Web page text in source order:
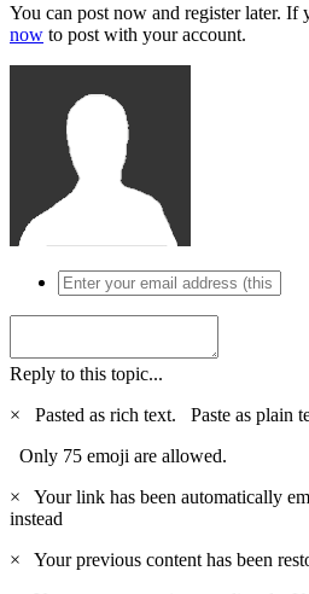
You can post now and register later. If
now to post with your account.
Reply to this topic...
×
Pasted as rich text. Paste as plain
Only 75 emoji are allowed.
×
Your link has been automatically
instead
×
Your previous content has been